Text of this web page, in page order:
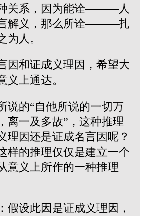
关系，因为能诠———人
解义，那么所诠———扎
为人。
因和证成义理因，希望大
义上通达。
说的“自他所说的一切万
离一及多故”，这种推理
理因还是证成名言因呢？
样的推理仅仅是建立一个
意义上所作的一种推理
假设此因是证成义理因，